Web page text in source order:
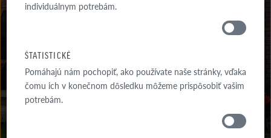
KDE
NAKÚPIŤ
individuálnym potrebám.
ŠTATISTICKÉ
Pomáhajú nám pochopiť, ako používate naše stránky, vďaka
čomu ich v konečnom dôsledku môžeme prispôsobiť vašim
potrebám.